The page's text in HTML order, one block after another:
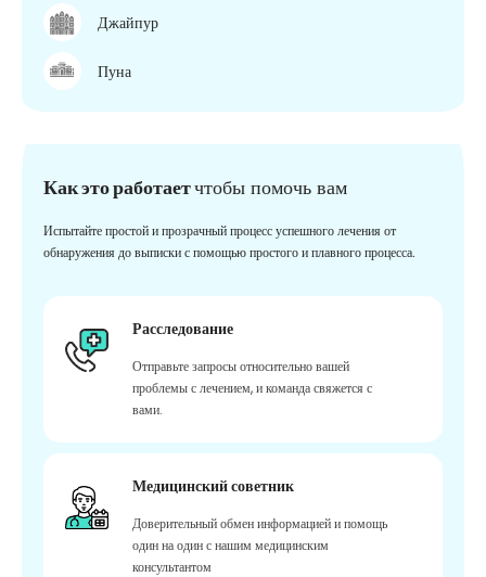
Джайпур
Пуна
Как это работаетчтобы помочь вам
Испытайте простой и прозрачный процесс успешного лечения от
обнаружения до выписки с помощью простого и плавного процесса.
Расследование
Отправьте запросы относительно вашей
проблемы с лечением, и команда свяжется с
вами.
Медицинский советник
Доверительный обмен информацией и помощь
один на один с нашим медицинским
консультантом